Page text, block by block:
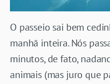
O passeio sai bem
manhã inteira. Nós
minutos, de fato,
animais (mas juro que